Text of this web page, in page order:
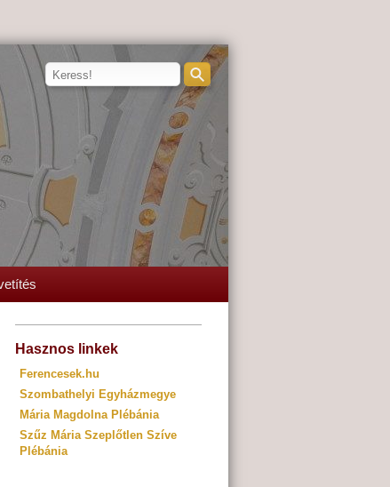
Hasznos linkek
Ferencesek.hu
Szombathelyi Egyházmegye
Mária Magdolna Plébánia
Szűz Mária Szeplőtlen Szíve
Plébánia